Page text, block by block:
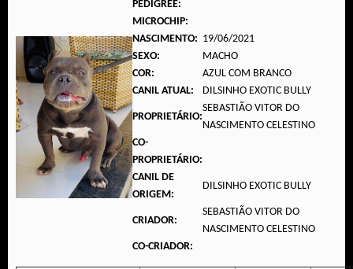
PEDIGREE:
MICROCHIP:
NASCIMENTO: 19/06/2021
SEXO:
MACHO
COR:
AZUL COM BRANCO
CANIL ATUAL:
DILSINHO EXOTIC BULLY
PROPRIETÁRIO:
SEBASTIÃO VITOR DO
NASCIMENTO CELESTINO
CO-
PROPRIETÁRIO:
CANIL DE
ORIGEM:
DILSINHO EXOTIC BULLY
CRIADOR:
SEBASTIÃO VITOR DO
NASCIMENTO CELESTINO
CO-CRIADOR: